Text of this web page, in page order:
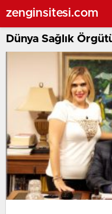
zenginsitesi.com
Dünya Sağlık